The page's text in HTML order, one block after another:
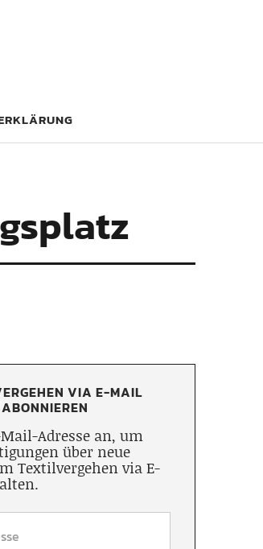
VIA E-MAIL
ABONNIEREN
Adresse an, um
über neue
Textilvergehen via E-